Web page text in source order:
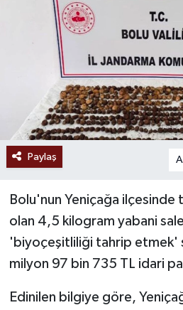
Paylaş A
Bolu'nun Yeniçağa ilçesinde
olan 4,5 kilogram yabani
'biyoçeşitliliği tahrip etmek'
milyon 97 bin 735 TL idari
Edinilen bilgiye göre,